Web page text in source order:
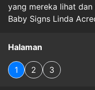
yang mereka lihat
Baby Signs Linda
Halaman
1 2 3